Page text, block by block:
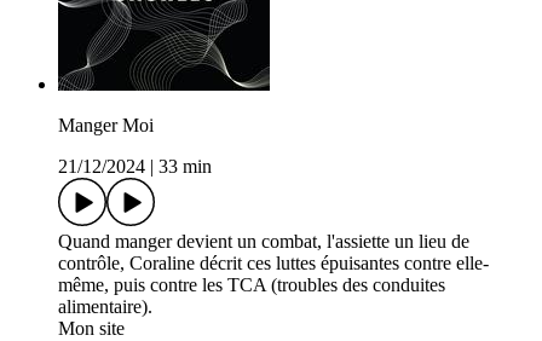
Manger Moi
21/12/2024
33 min
Quand manger devient un combat, l'assiette un lieu de
contrôle, Coraline décrit ces luttes épuisantes contre elle-
même, puis contre les TCA (troubles des conduites
alimentaire).
Mon site